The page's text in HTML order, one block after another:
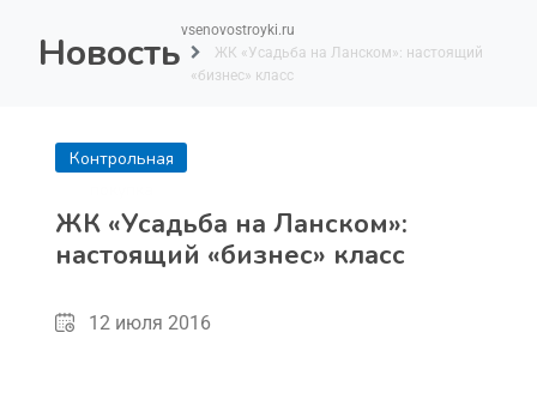
Новостьvsenovostroyki.ru
ЖК «Усадьба на Ланском»: настоящий
«бизнес» класс
Контрольная
ЖК «Усадьба на Ланском»:
настоящий «бизнес» класс
12 июля 2016